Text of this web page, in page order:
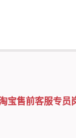
宝售前客服专员